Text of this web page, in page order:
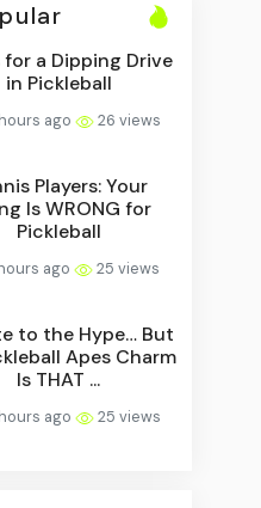
for a Dipping Drive
in Pickleball
ago 26 views
Players: Your
Is WRONG for
Pickleball
ago 25 views
to the Hype… But
Apes Charm
Is THAT ...
ago 25 views